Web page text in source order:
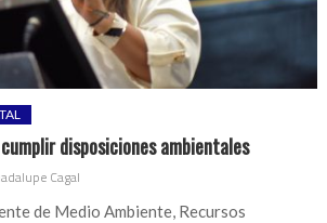
disposiciones ambientales
Cagal
de Medio Ambiente, Recursos